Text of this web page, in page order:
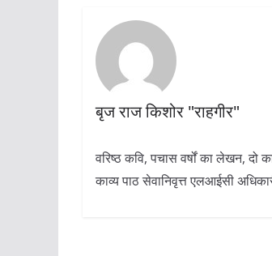
बृज राज किशोर "राहगीर"
वरिष्ठ कवि, पचास वर्षों का लेखन, दो
काव्य पाठ सेवानिवृत्त एलआईसी